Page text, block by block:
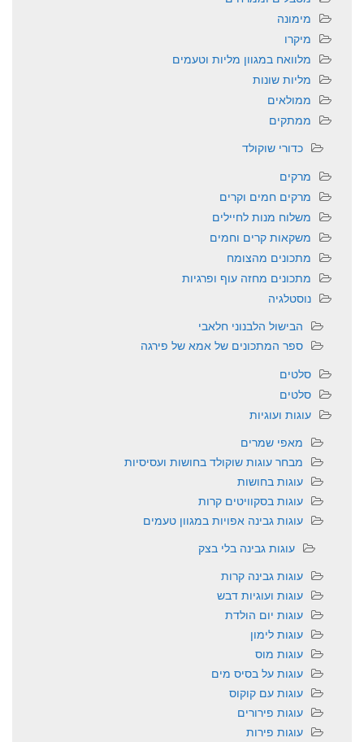
מימונה
מיקרו
מלוואח במגוון מליות וטעמים
מליות שונות
ממולאים
ממתקים
כדורי שוקולד
מרקים
מרקים חמים וקרים
משלוח מנות לחיילים
משקאות קרים וחמים
מתכונים מהצומח
מתכונים מחזה עוף ופרגיות
נוסטלגיה
הבישול הלבנוני חלאבי
ספר המתכונים של אמא של פירגה
סלטים
סלטים
עוגות ועוגיות
מאפי שמרים
מבחר עוגות שוקולד בחושות ועסיסיות
עוגות בחושות
עוגות בסקוויטים קרות
עוגות גבינה אפויות במגוון טעמים
עוגות גבינה בלי בצק
עוגות גבינה קרות
עוגות ועוגיות דבש
עוגות יום הולדת
עוגות לימון
עוגות מוס
עוגות על בסיס מים
עוגות עם קוקוס
עוגות פירורים
עוגות פירות